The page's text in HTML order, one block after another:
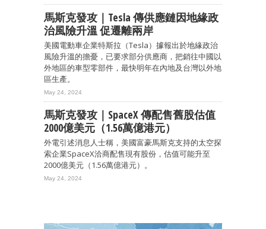
馬斯克發攻｜Tesla 傳供應鏈因地緣政
治風險升溫 促遷離兩岸
美國電動車企業特斯拉（Tesla）據報出於地緣政治
風險升溫的擔憂，已要求部分供應商，把銷往中國以
外地區的車型零部件，最快明年在內地及台灣以外地
區生產。
May 24, 2024
馬斯克發攻｜SpaceX 傳配售舊股估值
2000億美元（1.56萬億港元）
外電引述消息人士稱，美國富豪馬斯克支持的太空探
索企業SpaceX洽商配售現有股份，估值可能升至
2000億美元（1.56萬億港元）。
May 24, 2024